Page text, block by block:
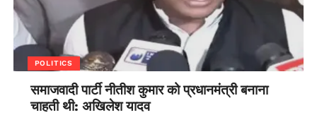
POLITICS
समाजवादी पार्टी नीतीश कुमार को प्रधानमंत्री बनाना
चाहती थी: अखिलेश यादव